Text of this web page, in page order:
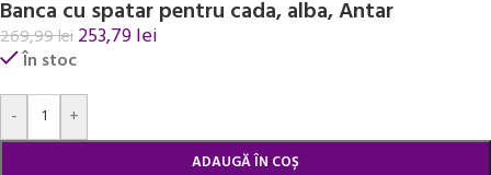
Banca cu spatar pentru cada, alba, Antar
269,99lei253,79lei
În stoc
-
+
ADAUGĂ ÎN COȘ
Alternative: